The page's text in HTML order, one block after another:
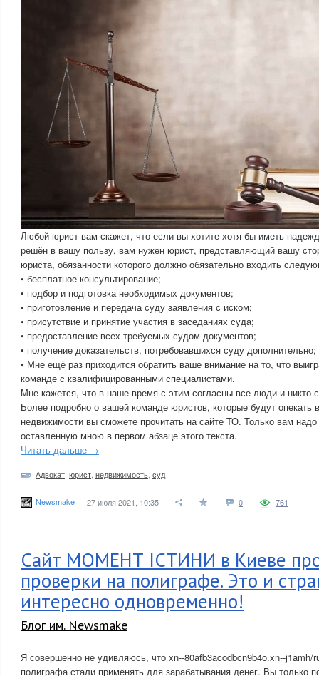
Любой юрист вам скажет, что если вы хотите хотя бы иметь
решён в вашу пользу, вам нужен юрист, представляющий вашу
юриста, обязанности которого должно обязательно входить
• бесплатное консультирование;
• подбор и подготовка необходимых документов;
• приготовление и передача суду заявления с иском;
• присутствие и принятие участия в заседаниях суда;
• предоставление всех требуемых судом документов;
• получение доказательств, потребовавшихся суду дополнительно;
• Мне ещё раз приходится обратить ваше внимание на то, что
команде с квалифицированными специалистами.
Мне кажется, что в наше время с этим согласны все люди и никто
Более подробно о вашей команде юристов, которые будут опекать
недвижимости вы сможете прочитать на сайте ТО. Только вам
оставленную мною в первом абзаце этого текста.
Читать дальше →
Адвокат юрист недвижимость суд
Newsmake 27 июля 2021, 10:35 0 761
Сайт МОМЕНТ IСТИНИ в Киеве
проверки на полиграфе. Это и
интересно одновременно!
Блог им. Newsmake
Я совершенно не удивляюсь, что xn--80afb3acodbcn9b4o.xn--j1amh/
полиграфа стали применять для зарабатывания денег. Вы только